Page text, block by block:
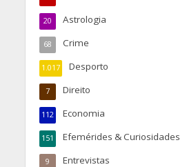
Astrologia
20
Crime
68
Desporto
1.017
Direito
7
Economia
112
Efemérides & Curiosidades
151
Entrevistas
9